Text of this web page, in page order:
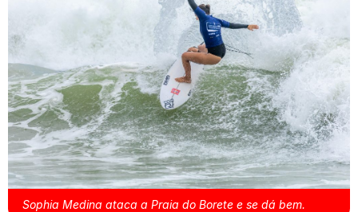
Sophia Medina ataca a Praia do Borete e se dá bem.